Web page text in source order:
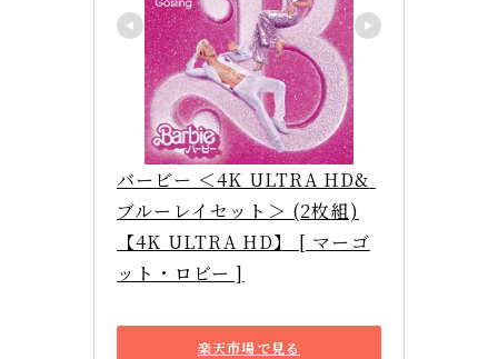
バービー ＜4K ULTRA HD&
ブルーレイセット＞ (2枚組)
【4K ULTRA HD】 [ マーゴ
ット・ロビー ]
楽天市場で見る